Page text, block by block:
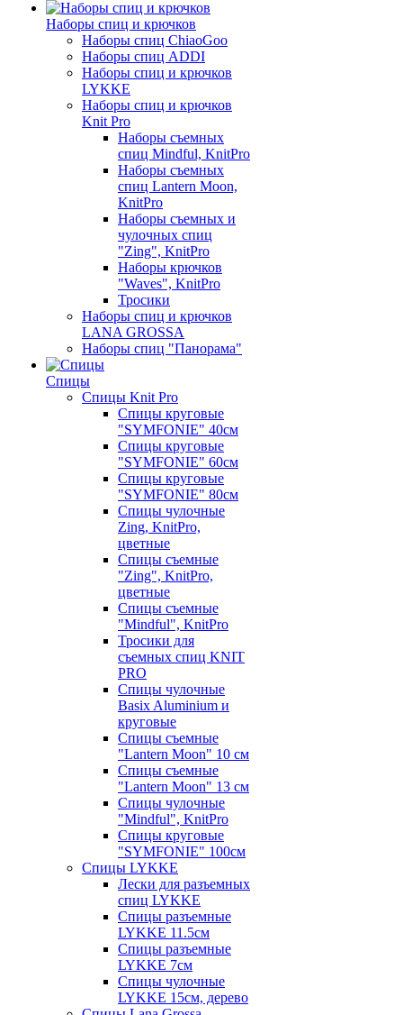
Наборы спиц и крючков
Наборы спиц ChiaoGoo
Наборы спиц ADDI
Наборы спиц и крючков
LYKKE
Наборы спиц и крючков
Knit Pro
Наборы съемных
спиц Mindful, KnitPro
Наборы съемных
спиц Lantern Moon,
KnitPro
Наборы съемных и
чулочных спиц
"Zing", KnitPro
Наборы крючков
"Waves", KnitPro
Тросики
Наборы спиц и крючков
LANA GROSSA
Наборы спиц "Панорама"
Спицы
Спицы Knit Pro
Спицы круговые
"SYMFONIE" 40см
Спицы круговые
"SYMFONIE" 60см
Спицы круговые
"SYMFONIE" 80см
Спицы чулочные
Zing, KnitPro,
цветные
Спицы съемные
"Zing", KnitPro,
цветные
Спицы съемные
"Mindful", KnitPro
Тросики для
съемных спиц KNIT
PRO
Спицы чулочные
Basix Aluminium и
круговые
Спицы съемные
"Lantern Moon" 10 см
Спицы съемные
"Lantern Moon" 13 см
Спицы чулочные
"Mindful", KnitPro
Спицы круговые
"SYMFONIE" 100см
Спицы LYKKE
Лески для разъемных
спиц LYKKE
Спицы разъемные
LYKKE 11.5см
Спицы разъемные
LYKKE 7см
Спицы чулочные
LYKKE 15см, дерево